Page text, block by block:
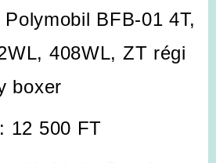
Polymobil BFB-01 4T,
408WL, ZT régi
boxer
12 500 FT